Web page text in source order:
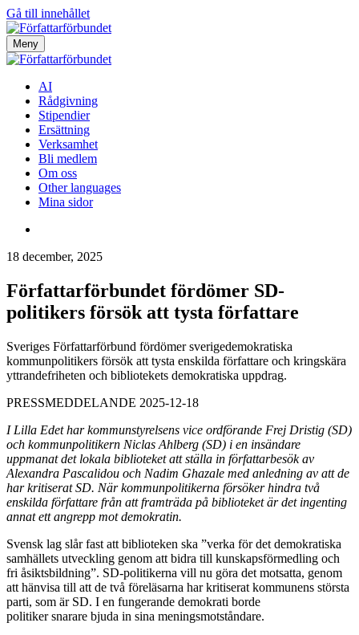
Gå till innehållet
Meny
AI
Rådgivning
Stipendier
Ersättning
Verksamhet
Bli medlem
Om oss
Other languages
Mina sidor
18 december, 2025
Författarförbundet fördömer SD-
politikers försök att tysta författare
Sveriges Författarförbund fördömer sverigedemokratiska
kommunpolitikers försök att tysta enskilda författare och kringskära
yttrandefriheten och bibliotekets demokratiska uppdrag.
PRESSMEDDELANDE 2025-12-18
I Lilla Edet har kommunstyrelsens vice ordförande Frej Dristig (SD)
och kommunpolitikern Niclas Ahlberg (SD) i en insändare
uppmanat det lokala biblioteket att ställa in författarbesök av
Alexandra Pascalidou och Nadim Ghazale med anledning av att de
har kritiserat SD. När kommunpolitikerna försöker hindra två
enskilda författare från att framträda på biblioteket är det ingenting
annat ett angrepp mot demokratin.
Svensk lag slår fast att biblioteken ska ”verka för det demokratiska
samhällets utveckling genom att bidra till kunskapsförmedling och
fri åsiktsbildning”. SD-politikerna vill nu göra det motsatta, genom
att hänvisa till att de två föreläsarna har kritiserat kommunens största
parti, som är SD. I en fungerande demokrati borde
politiker snarare bjuda in sina meningsmotståndare.